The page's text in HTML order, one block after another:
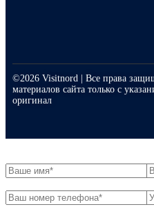
©2026 Visitnord | Все права
материалов сайта только с
оригинал